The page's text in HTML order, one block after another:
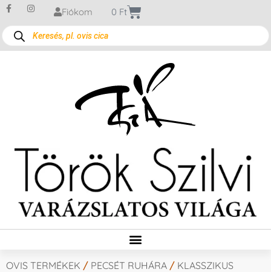
Fiókom 0 Ft
OVIS TERMÉKEK / PECSÉT RUHÁRA / KLASSZIKUS